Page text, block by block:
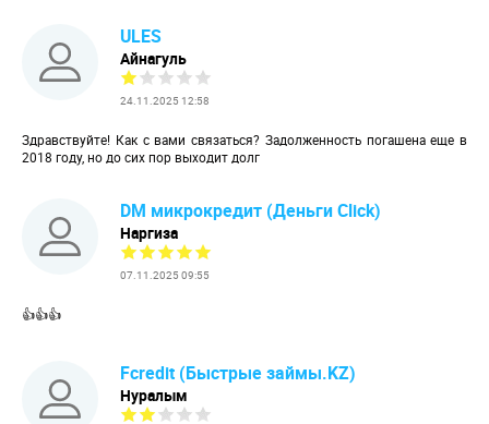
ULES
Айнагуль
24.11.2025 12:58
Здравствуйте! Как с вами связаться? Задолженность погашена еще в
2018 году, но до сих пор выходит долг
DM микрокредит (Деньги Click)
Наргиза
07.11.2025 09:55
👍👍👍
Fcredit (Быстрые займы.KZ)
Нуралым